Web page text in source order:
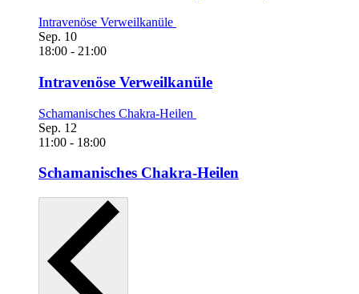
Intravenöse Verweilkanüle
Sep. 10
18:00 - 21:00
Intravenöse Verweilkanüle
Schamanisches Chakra-Heilen
Sep. 12
11:00 - 18:00
Schamanisches Chakra-Heilen